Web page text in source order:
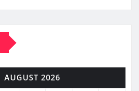
AUGUST 2026